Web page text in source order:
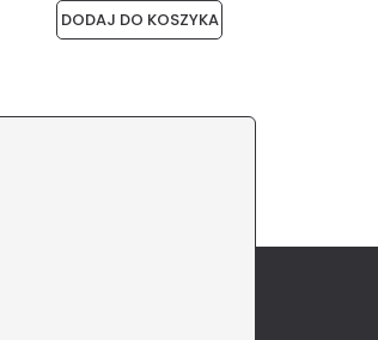
DODAJ DO KOSZYKA